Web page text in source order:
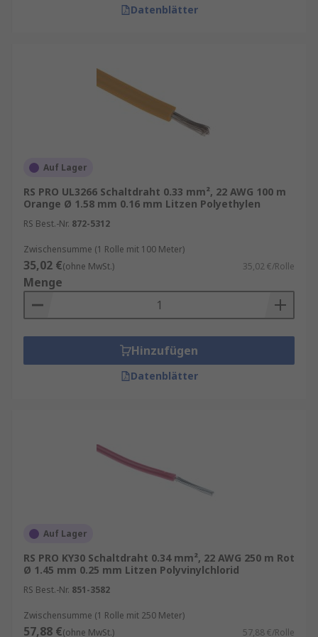
der Draht verwendet wird, und die Kosten. Ein
einer kontrollierten Umgebung angewendet
Datenblätter
Auf Lager
RS PRO UL3266 Schaltdraht 0.33 mm², 22 AWG 100 m
Orange Ø 1.58 mm 0.16 mm Litzen Polyethylen
RS Best.-Nr. 872-5312
Zwischensumme (1 Rolle mit 100 Meter)
35,02 €(ohne MwSt.) 35,02 €/Rolle
Menge
Hinzufügen
Datenblätter
Auf Lager
RS PRO KY30 Schaltdraht 0.34 mm², 22 AWG 250 m Rot
Ø 1.45 mm 0.25 mm Litzen Polyvinylchlorid
RS Best.-Nr. 851-3582
Zwischensumme (1 Rolle mit 250 Meter)
57,88 €(ohne MwSt.) 57,88 €/Rolle